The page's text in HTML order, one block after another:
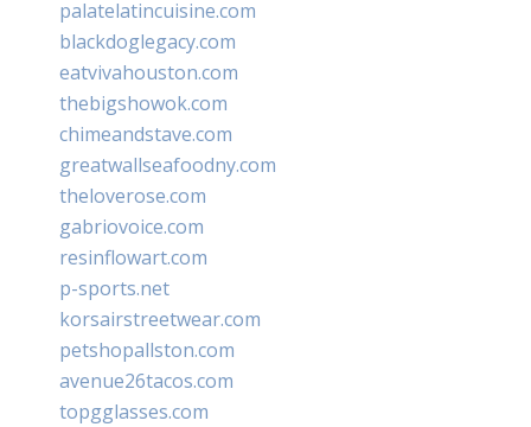
palatelatincuisine.com
blackdoglegacy.com
eatvivahouston.com
thebigshowok.com
chimeandstave.com
greatwallseafoodny.com
theloverose.com
gabriovoice.com
resinflowart.com
p-sports.net
korsairstreetwear.com
petshopallston.com
avenue26tacos.com
topgglasses.com